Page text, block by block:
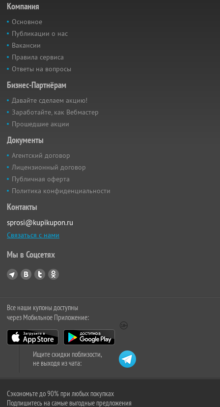
Компания
Основное
Публикации о нас
Вакансии
Правила сервиса
Ответы на вопросы
Бизнес-Партнёрам
Давайте сделаем акцию!
Заработайте, как Вебмастер
Прошедшие акции
Документы
Агентский договор
Лицензионный договор
Публичная оферта
Политика конфиденциальности
Контакты
sprosi@kupikupon.ru
Связаться с нами
Мы в Соцсетях
Все наши купоны доступны
через Мобильное Приложение:
Ищите скидки поблизости,
не выходя из чата:
Сэкономьте до 90% при любых покупках
Подпишитесь на самые выгодные предложения